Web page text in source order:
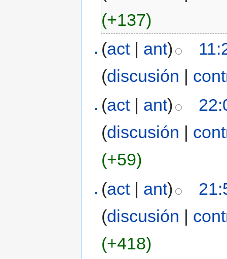
(+137)
(act| ant)
(discusión |
(act| ant)
(discusión |
(+59)
(act| ant)
(discusión |
(+418)